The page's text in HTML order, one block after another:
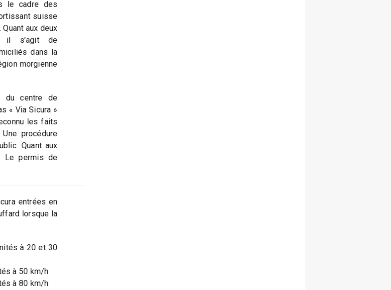
le cadre des
suisse
aux deux
il s’agit de
dans la
morgienne
du centre de
« Via Sicura »
les faits
procédure
Quant aux
Le permis de
entrées en
lorsque la
à 20 et 30
à 50 km/h
à 80 km/h